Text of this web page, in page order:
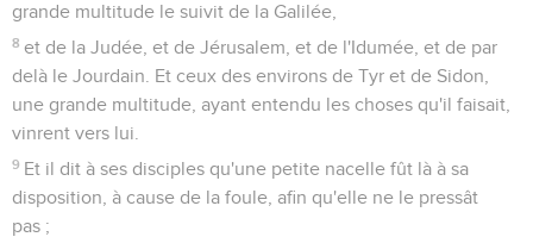
grande multitude le suivit de la Galilée,
8 et de la Judée, et de Jérusalem, et de l'Idumée, et de par
delà le Jourdain. Et ceux des environs de Tyr et de Sidon,
une grande multitude, ayant entendu les choses qu'il faisait,
vinrent vers lui.
9 Et il dit à ses disciples qu'une petite nacelle fût là à sa
disposition, à cause de la foule, afin qu'elle ne le pressât
pas ;